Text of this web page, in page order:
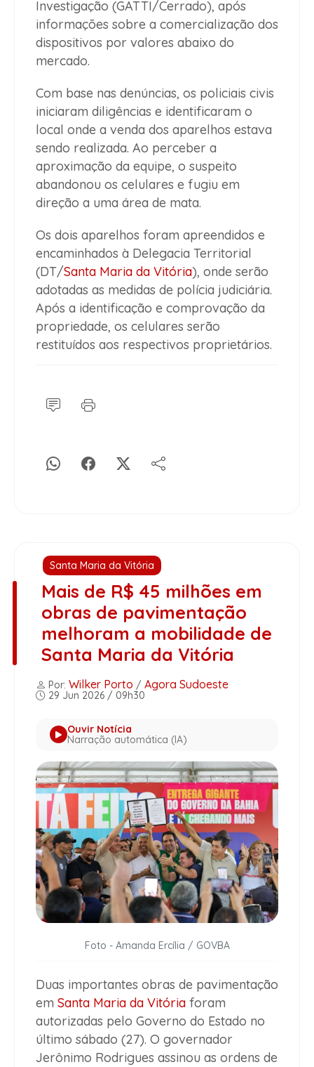
Investigação (GATTI/Cerrado), após
informações sobre a comercialização dos
dispositivos por valores abaixo do
mercado.
Com base nas denúncias, os policiais civis
iniciaram diligências e identificaram o
local onde a venda dos aparelhos estava
sendo realizada. Ao perceber a
aproximação da equipe, o suspeito
abandonou os celulares e fugiu em
direção a uma área de mata.
Os dois aparelhos foram apreendidos e
encaminhados à Delegacia Territorial
(DT/Santa Maria da Vitória), onde serão
adotadas as medidas de polícia judiciária.
Após a identificação e comprovação da
propriedade, os celulares serão
restituídos aos respectivos proprietários.
Santa Maria da Vitória
Mais de R$ 45 milhões em
obras de pavimentação
melhoram a mobilidade de
Santa Maria da Vitória
Por: Wilker Porto / Agora Sudoeste
29 Jun 2026 / 09h30
Ouvir Notícia
Narração automática (IA)
Foto - Amanda Ercília / GOVBA
Duas importantes obras de pavimentação
em Santa Maria da Vitória foram
autorizadas pelo Governo do Estado no
último sábado (27). O governador
Jerônimo Rodrigues assinou as ordens de